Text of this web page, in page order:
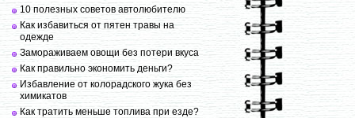
10 полезных советов автолюбителю
Как избавиться от пятен травы на
одежде
Замораживаем овощи без потери вкуса
Как правильно экономить деньги?
Избавление от колорадского жука без
химикатов
Как тратить меньше топлива при езде?